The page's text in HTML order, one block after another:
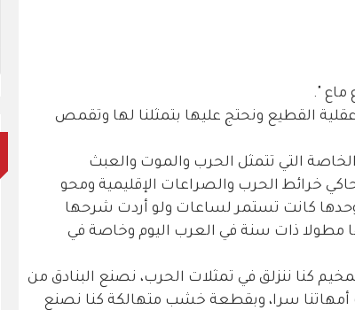
ماع ".
القطيع ونحتج عليها بتمثلنا لها وتقمص
التي تتمثل الحرب والموت والعبث
خرائط الحرب والصراعات الإقليمية ومحو
كانت تستمر لساعات ولو أردت شرحها
مطولا ذات سنة في العرب اليوم وخاصة في
كنا ننزلق في تمثلات الحرب، نصنع البنادق من
سرا، وبقطعة خشب متهالكة كنا نصنع